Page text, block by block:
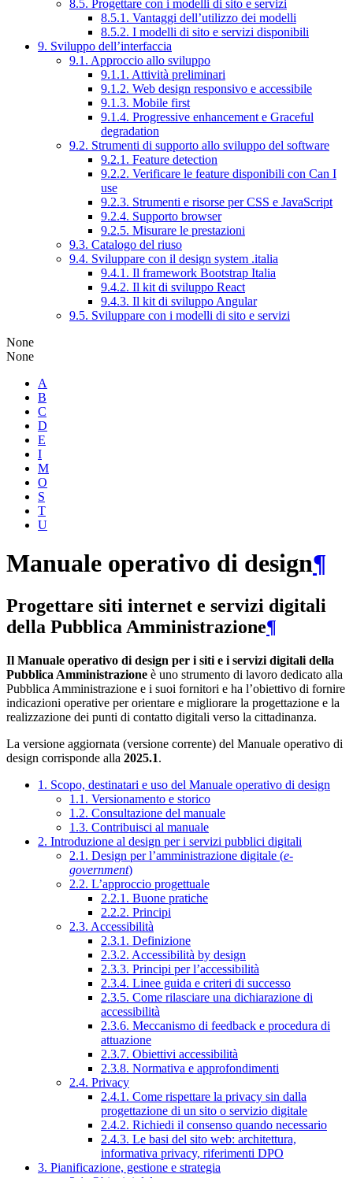
8.5. Progettare con i modelli di sito e servizi
8.5.1. Vantaggi dell’utilizzo dei modelli
8.5.2. I modelli di sito e servizi disponibili
9. Sviluppo dell’interfaccia
9.1. Approccio allo sviluppo
9.1.1. Attività preliminari
9.1.2. Web design responsivo e accessibile
9.1.3. Mobile first
9.1.4. Progressive enhancement e Graceful
degradation
9.2. Strumenti di supporto allo sviluppo del software
9.2.1. Feature detection
9.2.2. Verificare le feature disponibili con Can I
use
9.2.3. Strumenti e risorse per CSS e JavaScript
9.2.4. Supporto browser
9.2.5. Misurare le prestazioni
9.3. Catalogo del riuso
9.4. Sviluppare con il design system .italia
9.4.1. Il framework Bootstrap Italia
9.4.2. Il kit di sviluppo React
9.4.3. Il kit di sviluppo Angular
9.5. Sviluppare con i modelli di sito e servizi
None
None
A
B
C
D
E
I
M
O
S
T
U
Manuale operativo di design¶
Progettare siti internet e servizi digitali
della Pubblica Amministrazione¶
Il Manuale operativo di design per i siti e i servizi digitali della
Pubblica Amministrazione è uno strumento di lavoro dedicato alla
Pubblica Amministrazione e i suoi fornitori e ha l’obiettivo di fornire
indicazioni operative per orientare e migliorare la progettazione e la
realizzazione dei punti di contatto digitali verso la cittadinanza.
La versione aggiornata (versione corrente) del Manuale operativo di
design corrisponde alla 2025.1.
1. Scopo, destinatari e uso del Manuale operativo di design
1.1. Versionamento e storico
1.2. Consultazione del manuale
1.3. Contribuisci al manuale
2. Introduzione al design per i servizi pubblici digitali
2.1. Design per l’amministrazione digitale (e-
government)
2.2. L’approccio progettuale
2.2.1. Buone pratiche
2.2.2. Principi
2.3. Accessibilità
2.3.1. Definizione
2.3.2. Accessibilità by design
2.3.3. Principi per l’accessibilità
2.3.4. Linee guida e criteri di successo
2.3.5. Come rilasciare una dichiarazione di
accessibilità
2.3.6. Meccanismo di feedback e procedura di
attuazione
2.3.7. Obiettivi accessibilità
2.3.8. Normativa e approfondimenti
2.4. Privacy
2.4.1. Come rispettare la privacy sin dalla
progettazione di un sito o servizio digitale
2.4.2. Richiedi il consenso quando necessario
2.4.3. Le basi del sito web: architettura,
informativa privacy, riferimenti DPO
3. Pianificazione, gestione e strategia